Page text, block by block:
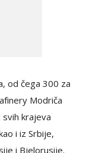
od čega 300 za
Modriča
krajeva
i iz Srbije,
i Bjelorusije.